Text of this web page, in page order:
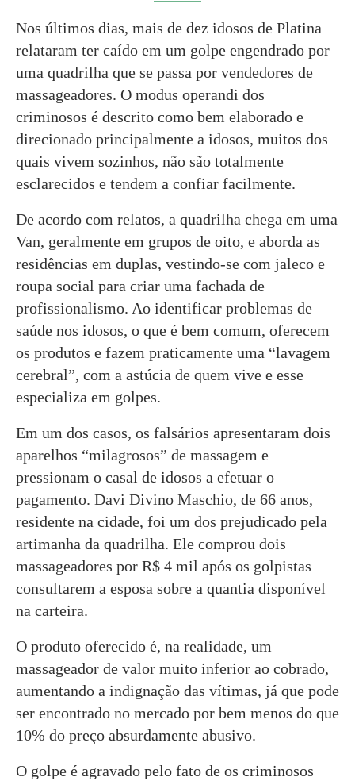
Nos últimos dias, mais de dez idosos de Platina
relataram ter caído em um golpe engendrado por
uma quadrilha que se passa por vendedores de
massageadores. O modus operandi dos
criminosos é descrito como bem elaborado e
direcionado principalmente a idosos, muitos dos
quais vivem sozinhos, não são totalmente
esclarecidos e tendem a confiar facilmente.
De acordo com relatos, a quadrilha chega em uma
Van, geralmente em grupos de oito, e aborda as
residências em duplas, vestindo-se com jaleco e
roupa social para criar uma fachada de
profissionalismo. Ao identificar problemas de
saúde nos idosos, o que é bem comum, oferecem
os produtos e fazem praticamente uma “lavagem
cerebral”, com a astúcia de quem vive e esse
especializa em golpes.
Em um dos casos, os falsários apresentaram dois
aparelhos “milagrosos” de massagem e
pressionam o casal de idosos a efetuar o
pagamento. Davi Divino Maschio, de 66 anos,
residente na cidade, foi um dos prejudicado pela
artimanha da quadrilha. Ele comprou dois
massageadores por R$ 4 mil após os golpistas
consultarem a esposa sobre a quantia disponível
na carteira.
O produto oferecido é, na realidade, um
massageador de valor muito inferior ao cobrado,
aumentando a indignação das vítimas, já que pode
ser encontrado no mercado por bem menos do que
10% do preço absurdamente abusivo.
O golpe é agravado pelo fato de os criminosos